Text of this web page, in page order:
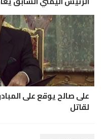
على صالح يوقع على
لقاتل